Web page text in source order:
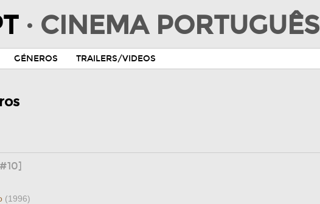
· CINEMA PORTUGUÊS
GÉNEROS TRAILERS/VIDEOS
(1996)